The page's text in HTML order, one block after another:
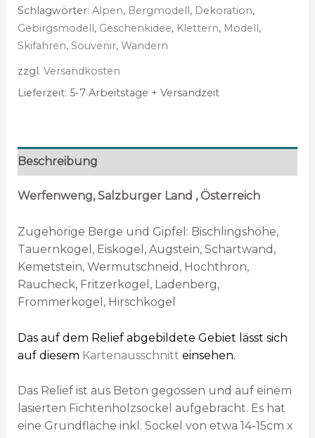
Schlagwörter: Alpen, Bergmodell, Dekoration,
Gebirgsmodell, Geschenkidee, Klettern, Modell,
Skifahren, Souvenir, Wandern
zzgl. Versandkosten
Lieferzeit: 5-7 Arbeitstage + Versandzeit
Beschreibung
Werfenweng, Salzburger Land , Österreich
Zugehörige Berge und Gipfel: Bischlingshöhe,
Tauernkogel, Eiskogel, Augstein, Schartwand,
Kemetstein, Wermutschneid, Hochthron,
Raucheck, Fritzerkogel, Ladenberg,
Frommerkogel, Hirschkogel
Das auf dem Relief abgebildete Gebiet lässt sich
auf diesem Kartenausschnitt einsehen.
Das Relief ist aus Beton gegossen und auf einem
lasierten Fichtenholzsockel aufgebracht. Es hat
eine Grundfläche inkl. Sockel von etwa 14-15cm x